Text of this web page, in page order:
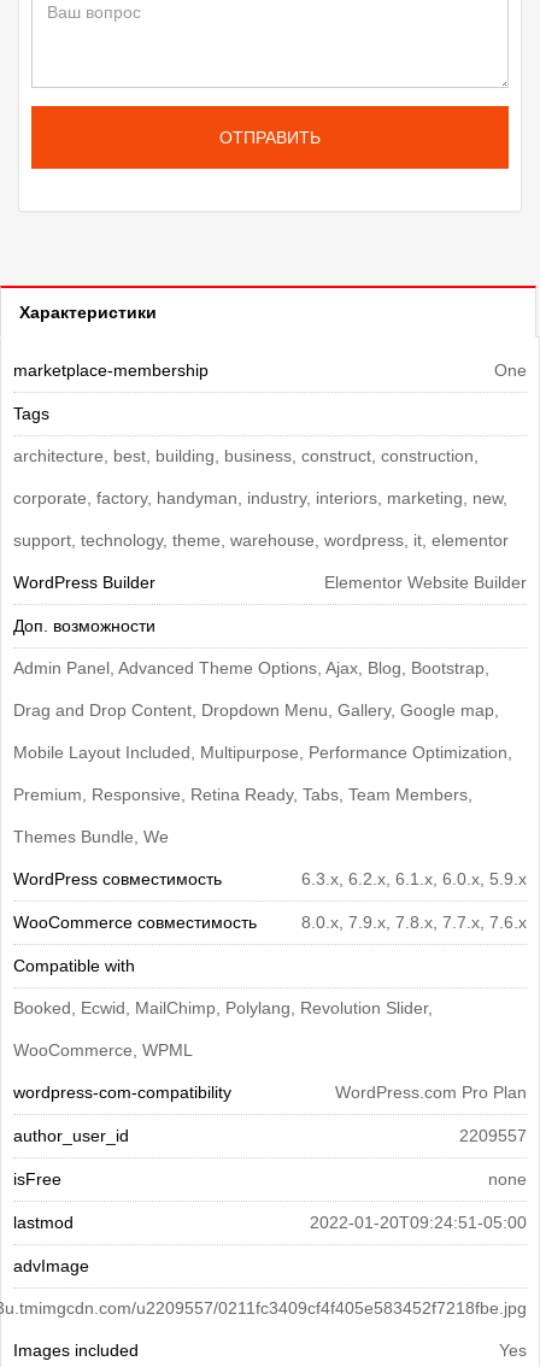
ОТПРАВИТЬ
Характеристики
marketplace-membership One
Tags
architecture, best, building, business, construct, construction,
corporate, factory, handyman, industry, interiors, marketing, new,
support, technology, theme, warehouse, wordpress, it, elementor
WordPress Builder Elementor Website Builder
Доп. возможности
Admin Panel, Advanced Theme Options, Ajax, Blog, Bootstrap,
Drag and Drop Content, Dropdown Menu, Gallery, Google map,
Mobile Layout Included, Multipurpose, Performance Optimization,
Premium, Responsive, Retina Ready, Tabs, Team Members,
Themes Bundle, We
WordPress совместимость 6.3.x, 6.2.x, 6.1.x, 6.0.x, 5.9.x
WooCommerce совместимость 8.0.x, 7.9.x, 7.8.x, 7.7.x, 7.6.x
Compatible with
Booked, Ecwid, MailChimp, Polylang, Revolution Slider,
WooCommerce, WPML
wordpress-com-compatibility WordPress.com Pro Plan
author_user_id 2209557
isFree none
lastmod 2022-01-20T09:24:51-05:00
advImage
u2209557/0211fc3409cf4f405e583452f7218fbe.jpg
Images included Yes